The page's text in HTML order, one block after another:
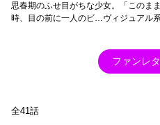
思春期のふせ目がちな少女。「このま
時、目の前に一人のビ…ヴィジュアル系
ファンレ
全41話